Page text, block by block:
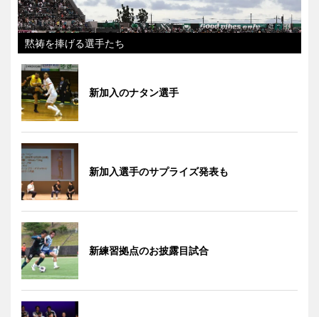
黙祷を捧げる選手たち
新加入のナタン選手
新加入選手のサプライズ発表も
新練習拠点のお披露目試合